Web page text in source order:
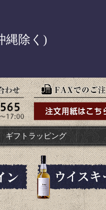
縄除く)
ギフトラッピング